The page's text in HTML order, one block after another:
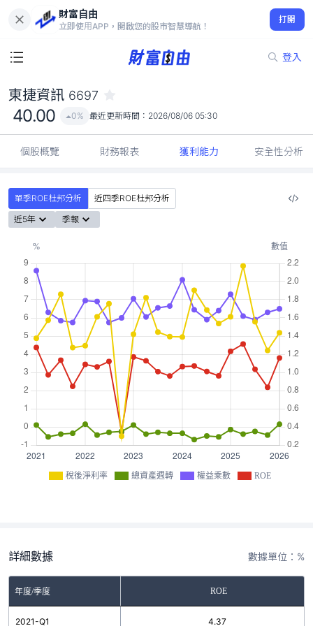
財富自由
立即使用APP，開啟您的股市智慧導航！
打開
登入
40.00
0%
東捷資訊 6697
40.00 0% 最近更新時間： 2026/08/06 05:30
個股概覽 財務報表 獲利能力 安全性分析
單季ROE杜邦分析
近四季ROE杜邦分析
近5年
季報
稅後淨利率 總資產週轉 權益乘數 ROE
詳細數據 數據單位：%
年度/季度 ROE
2021-Q1 4.37